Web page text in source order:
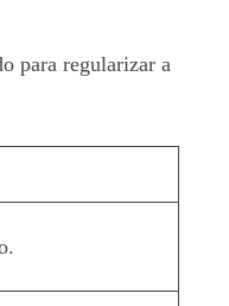
para regularizar a